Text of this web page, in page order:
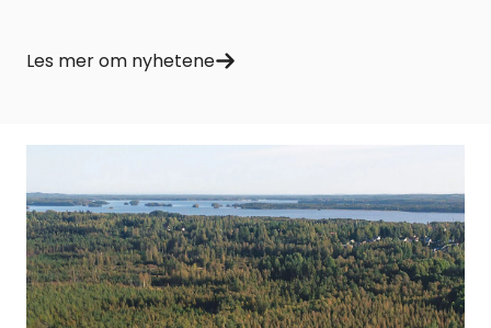
Les mer om nyhetene